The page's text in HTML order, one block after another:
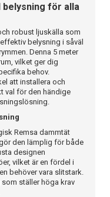
belysning för alla
robust ljuskälla som
belysning i såväl
Denna 5 meter
vilket ger dig
behov.
att installera och
val för den händige
Remsa dammtät
den lämplig för både
designen
vilket är en fördel i
behöver vara slitstark.
ställer höga krav